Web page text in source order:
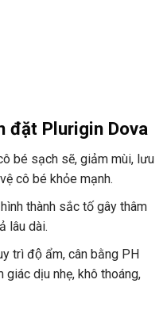
đặt Plurigin Dova
bé sạch sẽ, giảm mùi, lưu
cô bé khỏe mạnh.
thành sắc tố gây thâm
lâu dài.
trì độ ẩm, cân bằng PH
giác dịu nhẹ, khô thoáng,